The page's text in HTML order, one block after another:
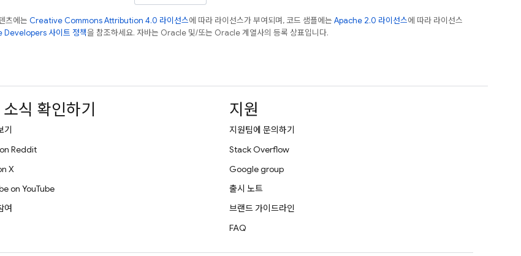
츠에는 Creative Commons Attribution 4.0 라이선스에 따라 라이선스가 부여되며, 코드 샘플에는 Apache 2.0 라이선스에 따라 라이선스
사이트 정책을 참조하세요. 자바는 Oracle 및/또는 Oracle 계열사의 등록 상표입니다.
식 확인하기
기
Reddit
X
on YouTube
여
지원
지원팀에 문의하기
Stack Overflow
Google group
출시 노트
브랜드 가이드라인
FAQ